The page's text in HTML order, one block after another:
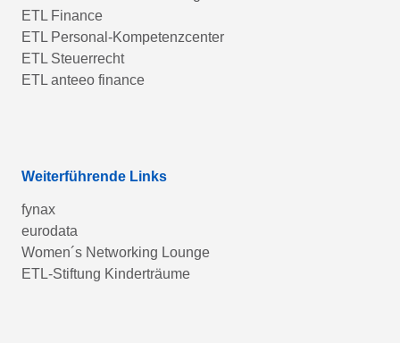
ETL Finance
ETL Personal-Kompetenzcenter
ETL Steuerrecht
ETL anteeo finance
Weiterführende Links
fynax
eurodata
Women´s Networking Lounge
ETL-Stiftung Kinderträume